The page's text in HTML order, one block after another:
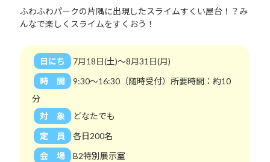
ふわふわパークの片隅に出現したスライムすくい屋台！？み
んなで楽しくスライムをすくおう！
日にち
7月18日(土)～8月31日(月)
時 間
9:30～16:30（随時受付）所要時間：約10
分
対 象
どなたでも
定 員
各日200名
会 場
B2特別展示室